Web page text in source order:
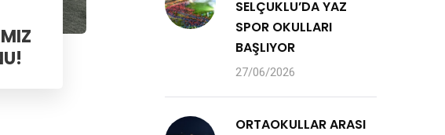
SELÇUKLU’DA YAZ
SPOR OKULLARI
BAŞLIYOR
27/06/2026
ORTAOKULLAR ARASI